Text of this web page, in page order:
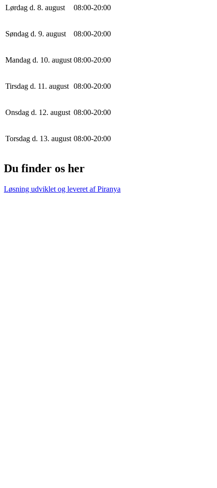
Lørdag d. 8. august 08:00-20:00
Søndag d. 9. august 08:00-20:00
Mandag d. 10. august 08:00-20:00
Tirsdag d. 11. august 08:00-20:00
Onsdag d. 12. august 08:00-20:00
Torsdag d. 13. august 08:00-20:00
Du finder os her
Løsning udviklet og leveret afPiranya